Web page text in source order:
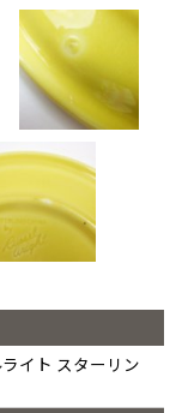
イト スターリン